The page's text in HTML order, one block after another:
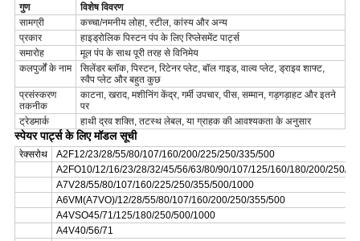
गुण
विशेष विवरण
सामग्री
कच्चा/नमनीय लोहा, स्टील, कांस्य और अन्य
प्रकार
हाइड्रोलिक पिस्टन पंप के लिए रिप्लेसमेंट पार्ट्स
समारोह
मूल पंप के साथ पूरी तरह से विनिमेय
कलपुर्जों के नाम
सिलेंडर ब्लॉक, पिस्टन, रिटेनर प्लेट, बॉल गाइड, वाल्व प्लेट, ड्राइव शाफ्ट,
स्वैप प्लेट और बहुत कुछ
प्रसंस्करण
तकनीक
काटना, खराद, मशीनिंग केंद्र, गर्मी उपचार, पीस, सम्मान, गड़गड़ाहट और इतने
पर
ट्रेडमार्क
हाथी द्रव शक्ति, तटस्थ लेबल, या ग्राहक की आवश्यकता के अनुसार
स्पेयर पार्ट्स के लिए मॉडल सूची
रेक्सरोथ
A2F12/23/28/55/80/107/160/200/225/250/335/500
A2FO10/12/16/23/28/32/45/56/63/80/90/107/125/160/180/200/250/
A7V28/55/80/107/160/225/250/355/500/1000
A6VM(A7VO)/12/28/55/80/107/160/200/250/355/500
A4VSO45/71/125/180/250/500/1000
A4V40/56/71